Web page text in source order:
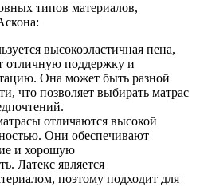
типов материалов,
высокоэластичная пена,
отличную поддержку и
Она может быть разной
что позволяет выбирать матрас
отличаются высокой
Они обеспечивают
и хорошую
Латекс является
поэтому подходит для